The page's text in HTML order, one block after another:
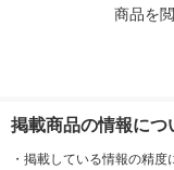
商品を
掲載商品の情報につ
・ 掲載している情報の精度